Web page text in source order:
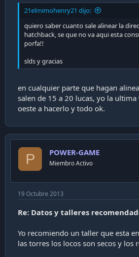
21elmimohenry21 dijo:
quiero saber cuanto sale alinear la
hatchback, se que no va aqui esta
porfa!!
slds y gracias
en cualquier parte que hagan
salen de 15 a 20 lucas, yo la ultima
oeste a hacerlo y todo ok.
P POWER-GAME
Miembro Activo
19 Octubre 2013
Re: Datos y talleres
Yo recomiendo un taller que esta
las torres los locos son secos y los